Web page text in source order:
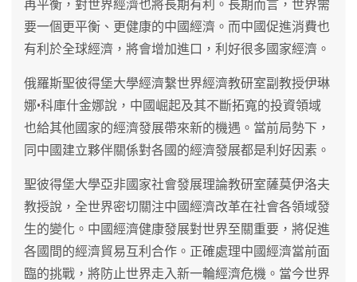
再平衡，對世界經濟也將長期有利。長期而言，世界需
要一個更平衡、更健康的中國經濟。而中國促進消費也
有利於全球經濟，將會增加進口，利好很多國家經濟。
俄羅斯聖彼得堡大學經濟繫世界經濟教研室副教授伊琳
娜•科庫什金娜說，中國崛起及其不斷拓寬的投資領域
也給其他國家的經濟發展帶來新的機遇。當前局勢下，
同中國建立夥伴關係對各國的經濟發展都是利好因素。
聖彼得堡大學亞非國家社會發展理論教研室薩莫伊洛夫
教授說，全世界密切關注中國經濟改革在社會各領域發
生的變化。中國經濟健康發展對世界至關重要，將促進
各國間的經濟貿易互利合作。正確處理中國經濟當前面
臨的挑戰，將防止世界走入新一輪經濟危機。當今世界